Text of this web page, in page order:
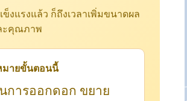
งแรงแล้ว ก็ถึงเวลาเพิ่มขนาดผล
ะคุณภาพ
มายขั้นตอนนี้
การออกดอก ขยาย